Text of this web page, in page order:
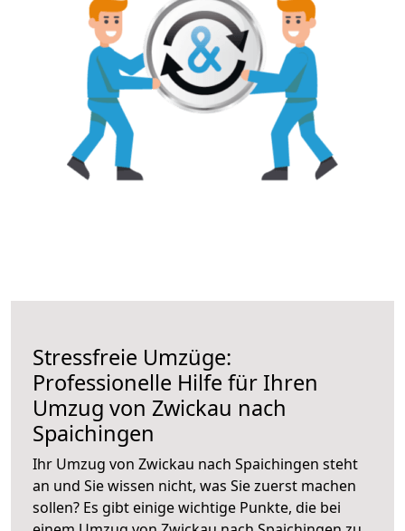
Stressfreie Umzüge:
Professionelle Hilfe für Ihren
Umzug von Zwickau nach
Spaichingen
Ihr Umzug von Zwickau nach Spaichingen steht
an und Sie wissen nicht, was Sie zuerst machen
sollen? Es gibt einige wichtige Punkte, die bei